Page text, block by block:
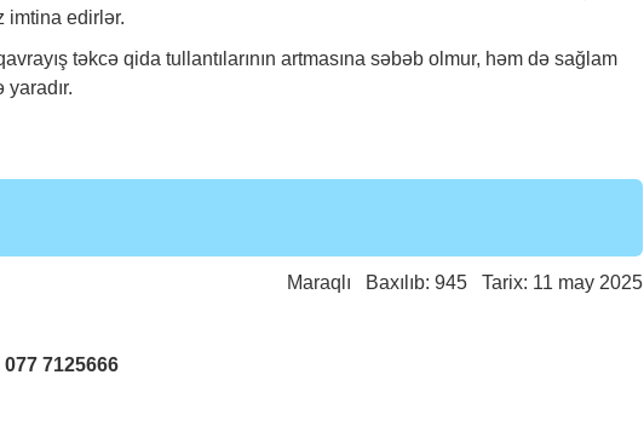
imtina edirlər.
təkcə qida tullantılarının artmasına səbəb olmur, həm də sağlam
Maraqlı Baxılıb: 945 Tarix: 11 may 2025
077 7125666